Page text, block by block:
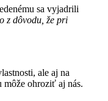
sa vyjadrili
z dôvodu, že pri
ale aj na
ohroziť aj nás.